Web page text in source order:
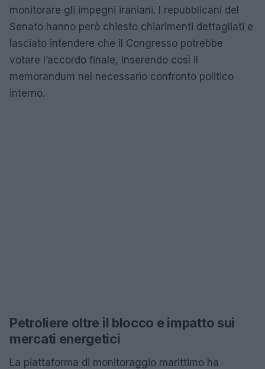
monitorare gli impegni iraniani. I repubblicani del
Senato hanno però chiesto chiarimenti dettagliati e
lasciato intendere che il Congresso potrebbe
votare l’accordo finale, inserendo così il
memorandum nel necessario confronto politico
interno.
Petroliere oltre il blocco e impatto sui
mercati energetici
La piattaforma di monitoraggio marittimo ha